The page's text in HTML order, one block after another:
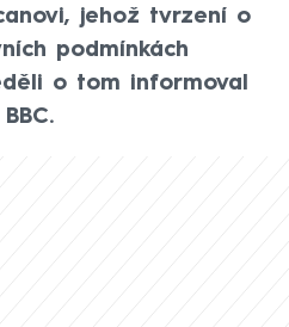
jehož tvrzení o
podmínkách
o tom informoval